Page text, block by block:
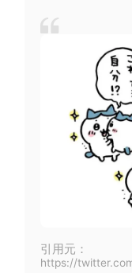
引用元：
https://